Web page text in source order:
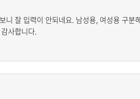
니 잘 입력이 안되네요. 남성용, 여성용 구
사합니다.